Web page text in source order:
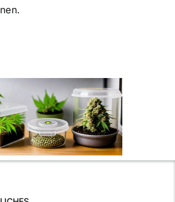
Die besten
Cannabissamen für
Anfänger: Eine
umfassende Anleitung